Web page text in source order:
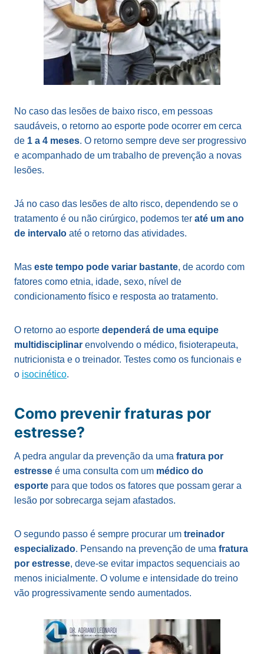
No caso das lesões de baixo risco, em pessoas
saudáveis, o retorno ao esporte pode ocorrer em cerca
de 1 a 4 meses. O retorno sempre deve ser progressivo
e acompanhado de um trabalho de prevenção a novas
lesões.
Já no caso das lesões de alto risco, dependendo se o
tratamento é ou não cirúrgico, podemos ter até um ano
de intervalo até o retorno das atividades.
Mas este tempo pode variar bastante, de acordo com
fatores como etnia, idade, sexo, nível de
condicionamento físico e resposta ao tratamento.
O retorno ao esporte dependerá de uma equipe
multidisciplinar envolvendo o médico, fisioterapeuta,
nutricionista e o treinador. Testes como os funcionais e
o isocinético.
Como prevenir fraturas por
estresse?
A pedra angular da prevenção da uma fratura por
estresse é uma consulta com um médico do
esporte para que todos os fatores que possam gerar a
lesão por sobrecarga sejam afastados.
O segundo passo é sempre procurar um treinador
especializado. Pensando na prevenção de uma fratura
por estresse, deve-se evitar impactos sequenciais ao
menos inicialmente. O volume e intensidade do treino
vão progressivamente sendo aumentados.